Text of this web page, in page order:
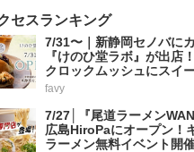
セスランキング
7/31〜｜新静岡セノバに
『けのひ堂ラボ』が出店
クロックムッシュにスイ
favy
7/27│『尾道ラーメン
広島HiroPaにオープン！
ラーメン無料イベント開